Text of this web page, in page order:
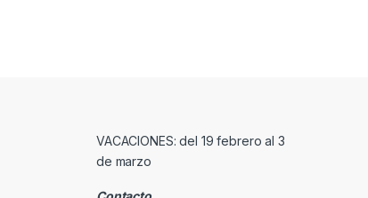
VACACIONES: del 19 febrero al 3
de marzo